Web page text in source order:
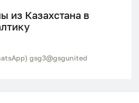
из Казахстана в
gsg3@gsgunited